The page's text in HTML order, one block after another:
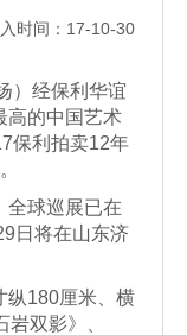
时间：17-10-30
经保利华谊
高的中国艺术
保利拍卖12年
球巡展已在
日将在山东济
180厘米、横
双影》、